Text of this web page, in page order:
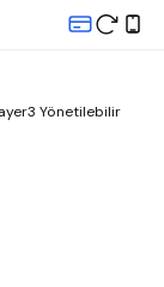
Yönetilebilir